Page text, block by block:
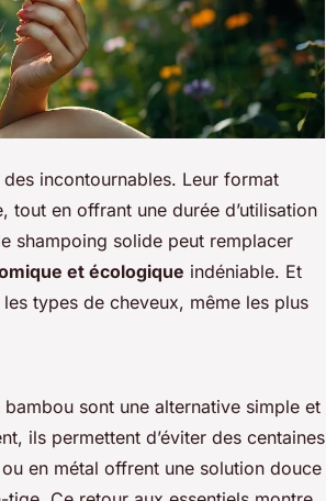
incontournables. Leur format
en offrant une durée d’utilisation
shampoing solide peut remplacer
et écologique indéniable. Et
types de cheveux, même les plus
sont une alternative simple et
ils permettent d’éviter des centaines
en métal offrent une solution douce